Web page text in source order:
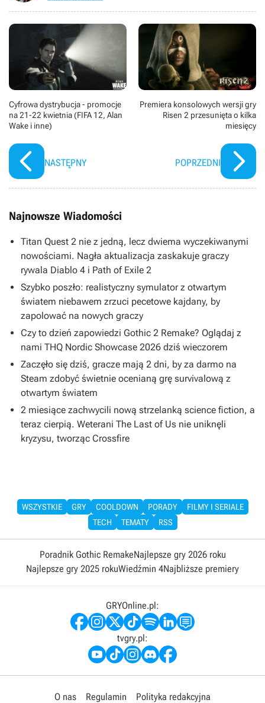
Cyfrowa dystrybucja - promocje
na 21-22 kwietnia (FIFA 12, Alan
Wake i inne)
NASTĘPNY
Premiera konsolowych wersji gry
Risen 2 przesunięta o kilka
miesięcy
POPRZEDNI
Najnowsze Wiadomości
Titan Quest 2 nie z jedną, lecz dwiema wyczekiwanymi
nowościami. Nagła aktualizacja zaskakuje graczy
rywala Diablo 4 i Path of Exile 2
Szybko poszło: realistyczny symulator z otwartym
światem niebawem zrzuci pecetowe kajdany, by
zapolować na nowych graczy
Czy to dzień zapowiedzi Gothic 2 Remake? Oglądaj z
nami THQ Nordic Showcase 2026 dziś wieczorem
Zaczęło się dziś, gracze mają 2 dni, by za darmo na
Steam zdobyć świetnie ocenianą grę survivalową z
otwartym światem
2 miesiące zachwycili nową strzelanką science fiction, a
teraz cierpią. Weterani The Last of Us nie uniknęli
kryzysu, tworząc Crossfire
WSZYSTKIE GRY COOLDOWN PORADY
FILMY I SERIALE
TECH
TEMATY RSS
Poradnik Gothic RemakeNajlepsze gry 2026 roku
Najlepsze gry 2025 rokuWiedźmin 4Najbliższe premiery
GRYOnline.pl:
tvgry.pl:
O nas Regulamin Polityka redakcyjna